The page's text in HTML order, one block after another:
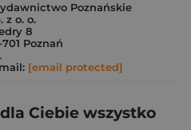
Poznańskie
z o. o.
8
701 Poznań
[email protected]
Ciebie wszystko